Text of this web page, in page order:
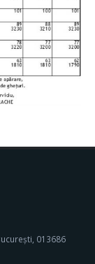
013686